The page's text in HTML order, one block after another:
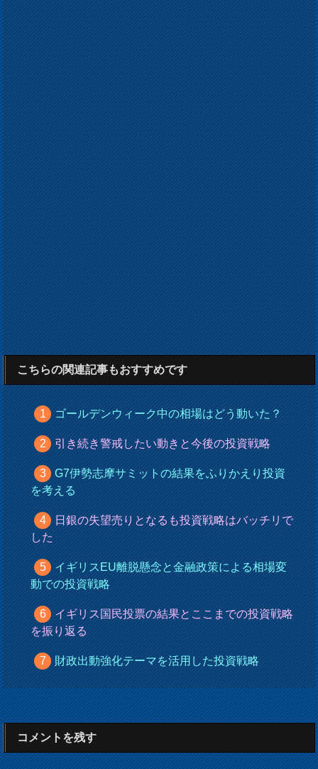
こちらの関連記事もおすすめです
ゴールデンウィーク中の相場はどう動いた？
引き続き警戒したい動きと今後の投資戦略
G7伊勢志摩サミットの結果をふりかえり投資
を考える
日銀の失望売りとなるも投資戦略はバッチリで
した
イギリスEU離脱懸念と金融政策による相場変
動での投資戦略
イギリス国民投票の結果とここまでの投資戦略
を振り返る
財政出動強化テーマを活用した投資戦略
コメントを残す